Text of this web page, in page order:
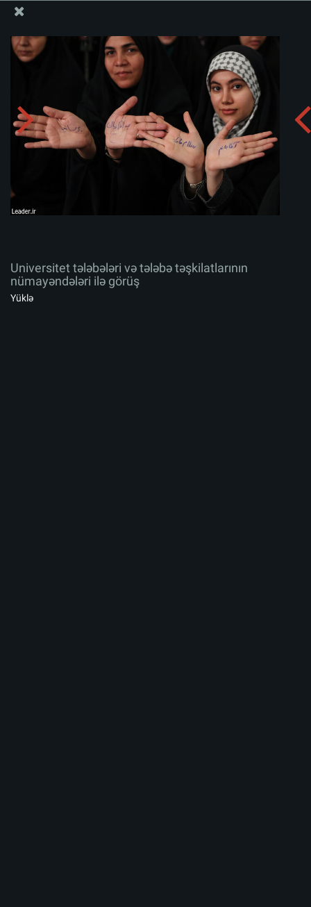
Universitet tələbələri və tələbə təşkilatlarının
nümayəndələri ilə görüş
Albomu yüklə:
Universitet tələbələri və tələbə təşkilatlarının
nümayəndələri ilə görüş
Yüklə